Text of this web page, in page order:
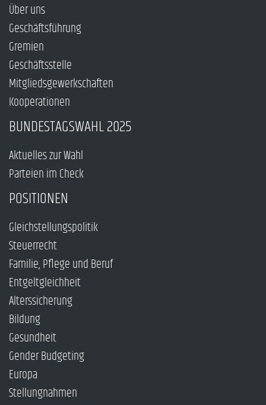
Über uns
Geschäftsführung
Gremien
Geschäftsstelle
Mitgliedsgewerkschaften
Kooperationen
BUNDESTAGSWAHL 2025
Aktuelles zur Wahl
Parteien im Check
POSITIONEN
Gleichstellungspolitik
Steuerrecht
Familie, Pflege und Beruf
Entgeltgleichheit
Alterssicherung
Bildung
Gesundheit
Gender Budgeting
Europa
Stellungnahmen